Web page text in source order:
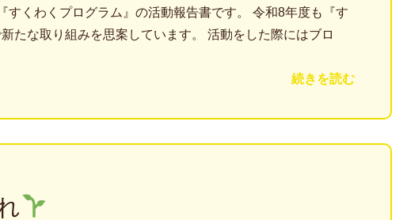
すくわくプログラム』の活動報告書です。 令和8年度も『す
たな取り組みを思案しています。 活動をした際にはブロ
続きを読む